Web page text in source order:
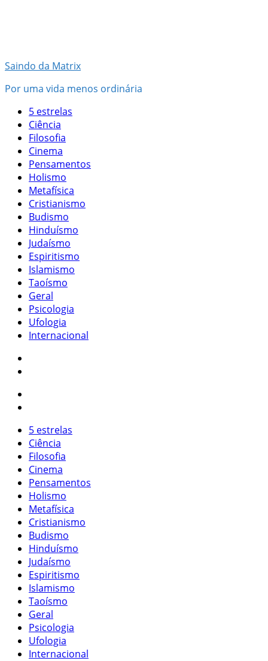
Saindo da Matrix
Por uma vida menos ordinária
5 estrelas
Ciência
Filosofia
Cinema
Pensamentos
Holismo
Metafísica
Cristianismo
Budismo
Hinduísmo
Judaísmo
Espiritismo
Islamismo
Taoísmo
Geral
Psicologia
Ufologia
Internacional
5 estrelas
Ciência
Filosofia
Cinema
Pensamentos
Holismo
Metafísica
Cristianismo
Budismo
Hinduísmo
Judaísmo
Espiritismo
Islamismo
Taoísmo
Geral
Psicologia
Ufologia
Internacional